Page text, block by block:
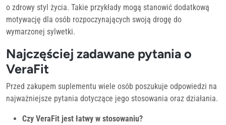
o zdrowy styl życia. Takie przykłady mogą stanowić dodatkową
motywację dla osób rozpoczynających swoją drogę do
wymarzonej sylwetki.
Najczęściej zadawane pytania o
VeraFit
Przed zakupem suplementu wiele osób poszukuje odpowiedzi na
najważniejsze pytania dotyczące jego stosowania oraz działania.
Czy VeraFit jest łatwy w stosowaniu?